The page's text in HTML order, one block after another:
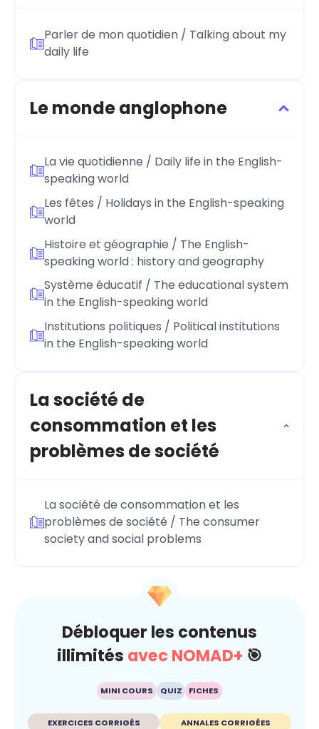
Parler de mon quotidien / Talking about my
daily life
Le monde anglophone
La vie quotidienne / Daily life in the English-
speaking world
Les fêtes / Holidays in the English-speaking
world
Histoire et géographie / The English-
speaking world : history and geography
Système éducatif / The educational system
in the English-speaking world
Institutions politiques / Political institutions
in the English-speaking world
La société de
consommation et les
problèmes de société
La société de consommation et les
problèmes de société / The consumer
society and social problems
Débloquer les contenus
illimités avec NOMAD+ 🎯
MINI COURS QUIZ FICHES
EXERCICES CORRIGÉS ANNALES CORRIGÉES